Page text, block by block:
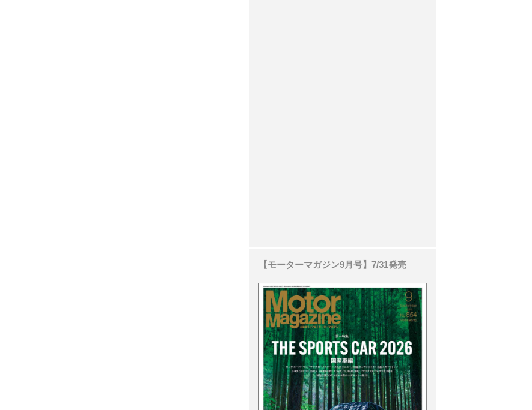
【モーターマガジン9月号】7/31発売